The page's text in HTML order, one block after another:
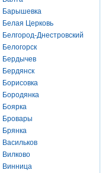
Барышевка
Белая Церковь
Белгород-Днестровский
Белогорск
Бердычев
Бердянск
Борисовка
Бородянка
Боярка
Бровары
Брянка
Васильков
Вилково
Винница